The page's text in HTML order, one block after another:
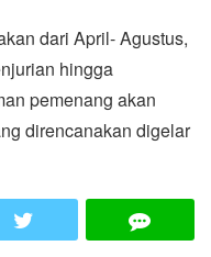
dari April- Agustus,
hingga
pemenang akan
direncanakan digelar